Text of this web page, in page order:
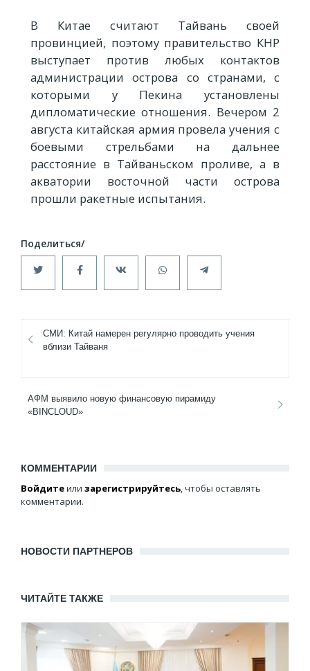
В Китае считают Тайвань своей
провинцией, поэтому правительство КНР
выступает против любых контактов
администрации острова со странами, с
которыми у Пекина установлены
дипломатические отношения. Вечером 2
августа китайская армия провела учения с
боевыми стрельбами на дальнее
расстояние в Тайваньском проливе, а в
акватории восточной части острова
прошли ракетные испытания.
СМИ: Китай намерен регулярно проводить учения
вблизи Тайваня
АФМ выявило новую финансовую пирамиду
«BINCLOUD»
КОММЕНТАРИИ
Войдитеили зарегистрируйтесь, чтобы оставлять
комментарии.
НОВОСТИ ПАРТНЕРОВ
ЧИТАЙТЕ ТАКЖЕ